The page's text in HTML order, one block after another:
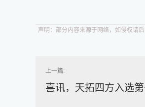
声明：部分内容来源于网络，如侵权请后
上一篇:
喜讯，天拓四方入选